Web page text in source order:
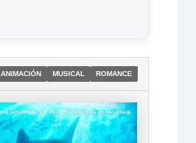
ANIMACIÓN MUSICAL ROMANCE